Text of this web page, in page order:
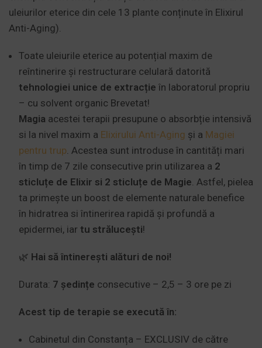
uleiurilor eterice din cele 13 plante conținute în Elixirul
Anti-Aging).
Toate uleiurile eterice au potențial maxim de
reîntinerire și restructurare celulară datorită
tehnologiei unice de extracție în laboratorul propriu
– cu solvent organic Brevetat!
Magia acestei terapii presupune o absorbție intensivă
si la nivel maxim a Elixirului Anti-Aging și a Magiei
pentru trup . Acestea sunt introduse în cantități mari
în timp de 7 zile consecutive prin utilizarea a 2
sticluțe de Elixir si 2 sticluțe de Magie . Astfel, pielea
ta primește un boost de elemente naturale benefice
în hidratrea si întinerirea rapidă și profundă a
epidermei, iar tu strălucești!
🌿 Hai să întinerești alături de noi!
Durata: 7 ședințe consecutive – 2,5 – 3 ore pe zi
Acest tip de terapie se execută în:
Cabinetul din Constanța – EXCLUSIV de către